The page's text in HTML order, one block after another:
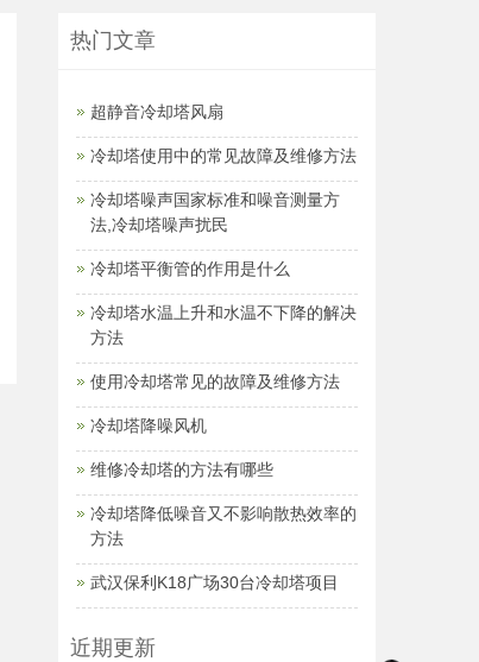
热门文章
超静音冷却塔风扇
冷却塔使用中的常见故障及维修方法
冷却塔噪声国家标准和噪音测量方
法,冷却塔噪声扰民
冷却塔平衡管的作用是什么
冷却塔水温上升和水温不下降的解决
方法
使用冷却塔常见的故障及维修方法
冷却塔降噪风机
维修冷却塔的方法有哪些
冷却塔降低噪音又不影响散热效率的
方法
武汉保利K18广场30台冷却塔项目
近期更新